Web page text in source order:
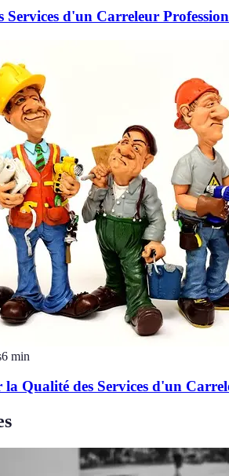
Services d'un Carreleur
6 min
Qualité des Services d'un